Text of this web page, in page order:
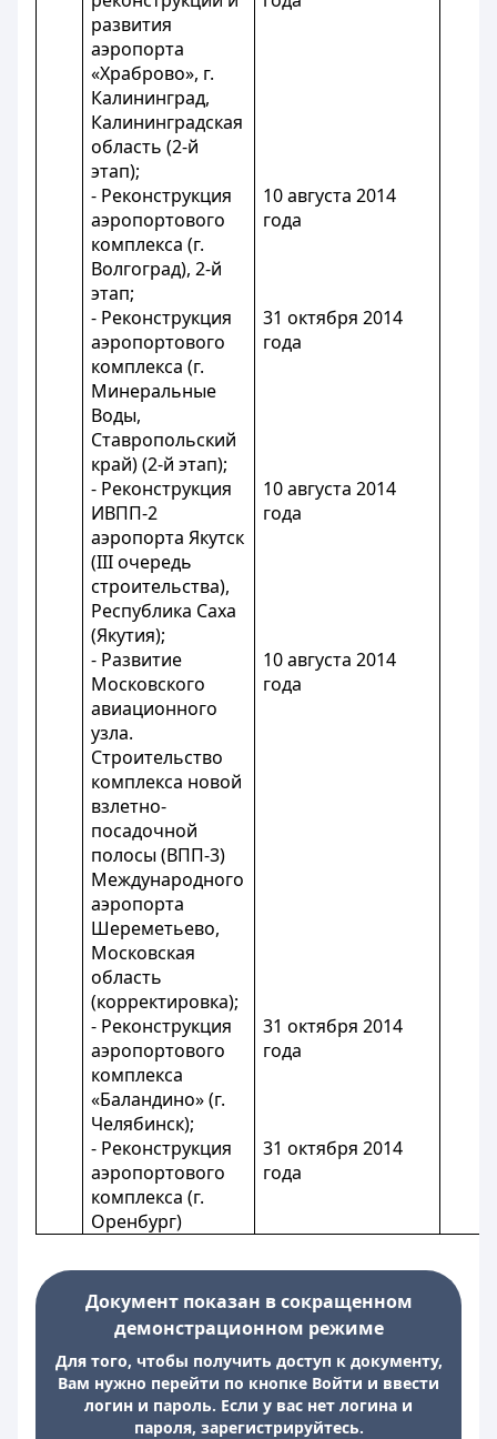
развития
аэропорта
«Храброво», г.
Калининград,
Калининградская
область (2-й
этап);
- Реконструкция
аэропортового
комплекса (г.
Волгоград), 2-й
этап;
10 августа 2014
года
- Реконструкция
аэропортового
комплекса (г.
Минеральные
Воды,
Ставропольский
край) (2-й этап);
31 октября 2014
года
- Реконструкция
ИВПП-2
аэропорта Якутск
(III очередь
строительства),
Республика Саха
(Якутия);
10 августа 2014
года
- Развитие
Московского
авиационного
узла.
Строительство
комплекса новой
взлетно-
посадочной
полосы (ВПП-3)
Международного
аэропорта
Шереметьево,
Московская
область
(корректировка);
10 августа 2014
года
- Реконструкция
аэропортового
комплекса
«Баландино» (г.
Челябинск);
31 октября 2014
года
- Реконструкция
аэропортового
комплекса (г.
Оренбург)
31 октября 2014
года
Документ показан в сокращенном
демонстрационном режиме
Для того, чтобы получить доступ к документу,
Вам нужно перейти по кнопке Войти и ввести
логин и пароль. Если у вас нет логина и
пароля, зарегистрируйтесь.